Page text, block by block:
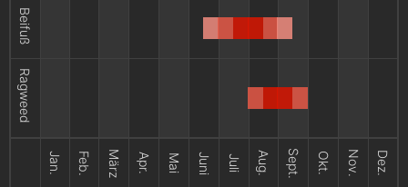
Jan. Feb. März Apr. Mai Juni Juli Aug. Sept. Okt. Nov. Dez.
Beifuß
Ragweed